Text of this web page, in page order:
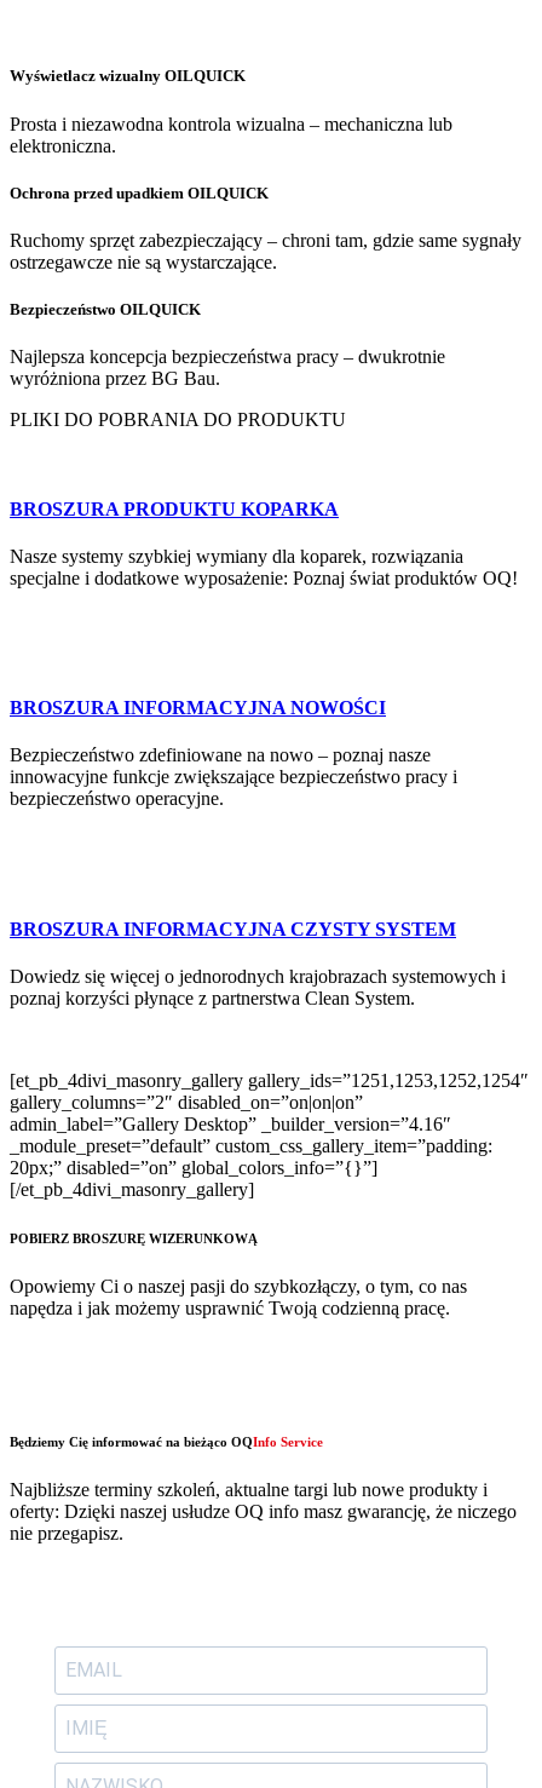
Wyświetlacz wizualny OILQUICK
Prosta i niezawodna kontrola wizualna – mechaniczna lub
elektroniczna.
Ochrona przed upadkiem OILQUICK
Ruchomy sprzęt zabezpieczający – chroni tam, gdzie same sygnały
ostrzegawcze nie są wystarczające.
Bezpieczeństwo OILQUICK
Najlepsza koncepcja bezpieczeństwa pracy – dwukrotnie
wyróżniona przez BG Bau.
PLIKI DO POBRANIA DO PRODUKTU
BROSZURA PRODUKTU KOPARKA
Nasze systemy szybkiej wymiany dla koparek, rozwiązania
specjalne i dodatkowe wyposażenie: Poznaj świat produktów OQ!
BROSZURA INFORMACYJNA NOWOŚCI
Bezpieczeństwo zdefiniowane na nowo – poznaj nasze
innowacyjne funkcje zwiększające bezpieczeństwo pracy i
bezpieczeństwo operacyjne.
BROSZURA INFORMACYJNA CZYSTY SYSTEM
Dowiedz się więcej o jednorodnych krajobrazach systemowych i
poznaj korzyści płynące z partnerstwa Clean System.
[et_pb_4divi_masonry_gallery gallery_ids=”1251,1253,1252,1254″
gallery_columns=”2″ disabled_on=”on|on|on”
admin_label=”Gallery Desktop” _builder_version=”4.16″
_module_preset=”default” custom_css_gallery_item=”padding:
20px;” disabled=”on” global_colors_info=”{}”]
[/et_pb_4divi_masonry_gallery]
POBIERZ BROSZURĘ WIZERUNKOWĄ
Opowiemy Ci o naszej pasji do szybkozłączy, o tym, co nas
napędza i jak możemy usprawnić Twoją codzienną pracę.
Będziemy Cię informować na bieżąco OQInfo Service
Najbliższe terminy szkoleń, aktualne targi lub nowe produkty i
oferty: Dzięki naszej usłudze OQ info masz gwarancję, że niczego
nie przegapisz.